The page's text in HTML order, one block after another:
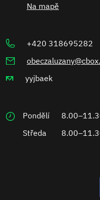
Na mapě
+420 318695282
yyjbaek
Pondělí
Středa